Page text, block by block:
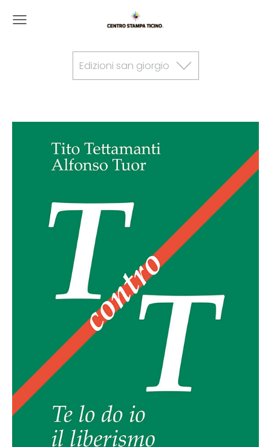
Edizioni san giorgio